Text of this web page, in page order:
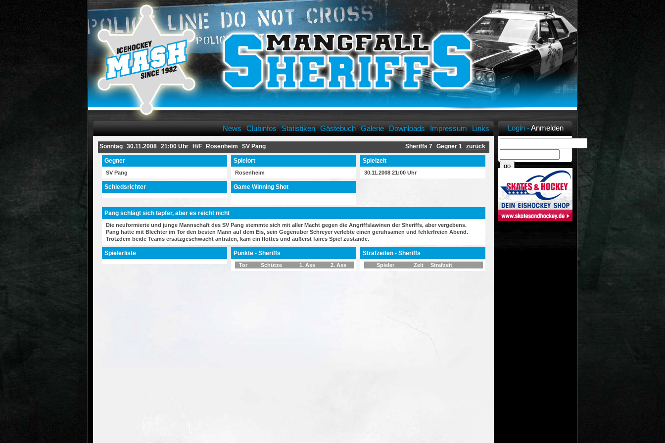
News Clubinfos Statistiken Gästebuch Galerie Downloads Impressum Links
Sonntag 30.11.2008 21:00 Uhr H/F Rosenheim SV Pang zurück
Sheriffs 7 Gegner 1
Gegner
SV Pang
Spielort
Rosenheim
Spielzeit
30.11.2008 21:00 Uhr
Schiedsrichter Game Winning Shot
Pang schlägt sich tapfer, aber es reicht nicht
Die neuformierte und junge Mannschaft des SV Pang stemmte sich mit aller Macht gegen die Angriffslawinen der Sheriffs, aber vergebens.
Pang hatte mit Blechter im Tor den besten Mann auf dem Eis, sein Gegenuber Schreyer verlebte einen geruhsamen und fehlerfreien Abend.
Trotzdem beide Teams ersatzgeschwacht antraten, kam ein flottes und äußerst faires Spiel zustande.
Spielerliste Punkte - Sheriffs
Tor Schütze 1. Ass 2. Ass
Strafzeiten - Sheriffs
Spieler Zeit Strafzeit
Login -Anmelden